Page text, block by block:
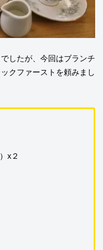
したが、今回はブランチ
クファーストを頼みまし
x２